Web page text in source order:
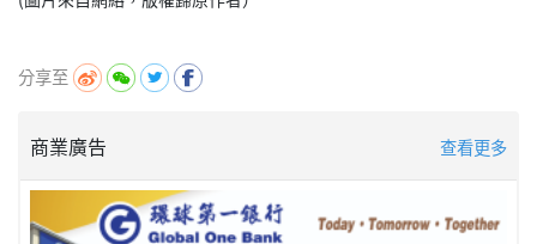
分享至
商業廣告 查看更多